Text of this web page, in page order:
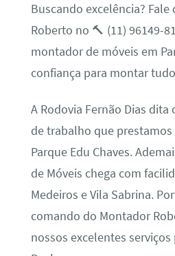
Buscando excelência?
Roberto no 🔨 (11) 96149-
montador de móveis em
confiança para montar
A Rodovia Fernão Dias
de trabalho que
Parque Edu Chaves.
de Móveis chega com
Medeiros e Vila Sabrina.
comando do Montador
nossos excelentes serviços